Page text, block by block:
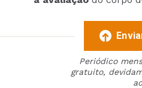
Periódico
gratuito,